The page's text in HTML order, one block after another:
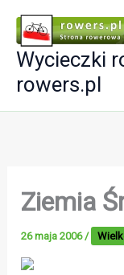
Przejdź
treściWycieczki
rowers.pl
Ziemia
26 maja 2006/